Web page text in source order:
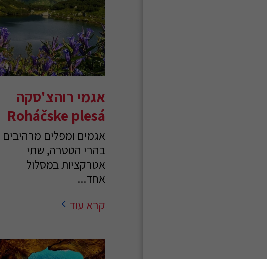
אגמי רוהצ'סקה
Roháčske plesá
אגמים ומפלים מרהיבים
בהרי הטטרה, שתי
אטרקציות במסלול
אחד...
קרא עוד